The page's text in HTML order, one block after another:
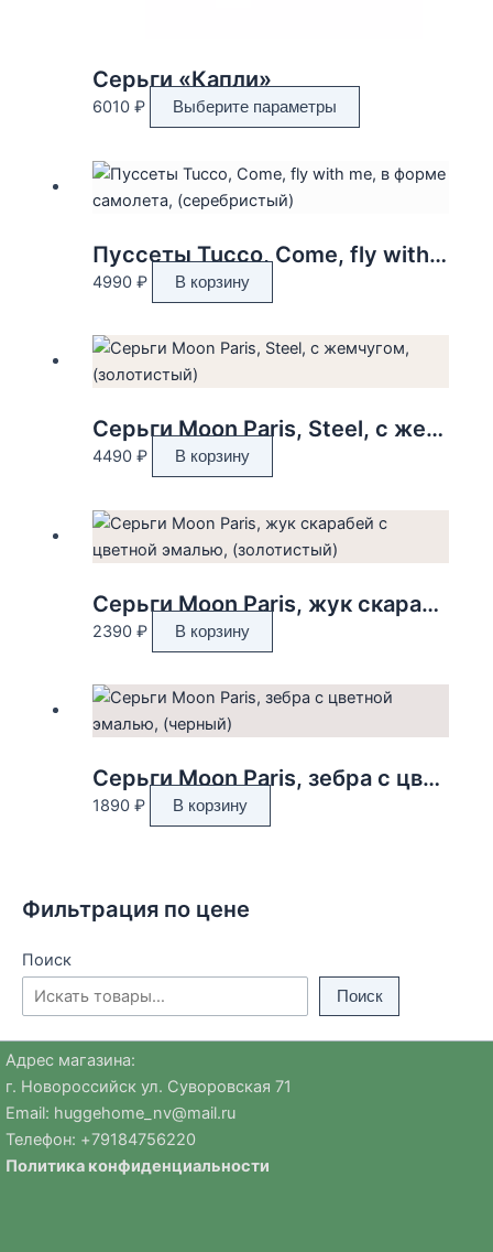
Фильтрация по цене
Поиск
Поиск
Серьги «Капли»
6010 ₽ Выберите параметры
товар
несколько
можно
странице
Пуссеты Tucco, Come, fly with me, в форме самолета, (серебристый)
4990 ₽ В корзину
Серьги Moon Paris, Steel, с жемчугом, (золотистый)
4490 ₽ В корзину
Серьги Moon Paris, жук скарабей с цветной эмалью, (золотистый)
2390 ₽ В корзину
Серьги Moon Paris, зебра с цветной эмалью, (черный)
1890 ₽ В корзину
Адрес магазина:
г. Новороссийск ул. Суворовская 71
Email: huggehome_nv@mail.ru
Телефон: +79184756220
Политика конфиденциальности